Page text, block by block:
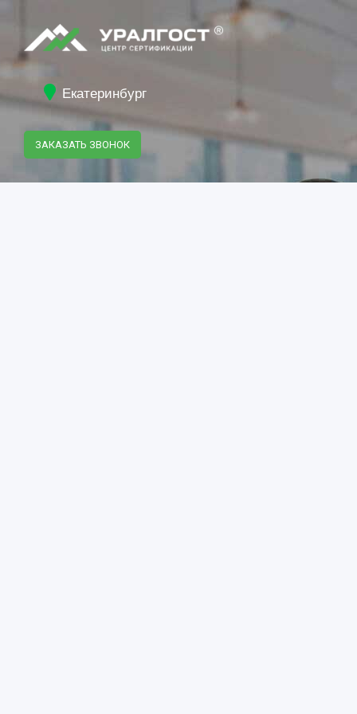
Екатеринбург
ЗАКАЗАТЬ ЗВОНОК